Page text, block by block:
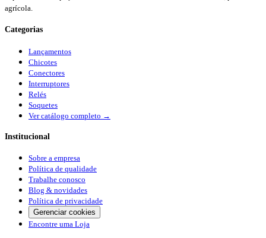
agrícola.
Categorias
Lançamentos
Chicotes
Conectores
Interruptores
Relés
Soquetes
Ver catálogo completo →
Institucional
Sobre a empresa
Política de qualidade
Trabalhe conosco
Blog & novidades
Política de privacidade
Gerenciar cookies
Encontre uma Loja